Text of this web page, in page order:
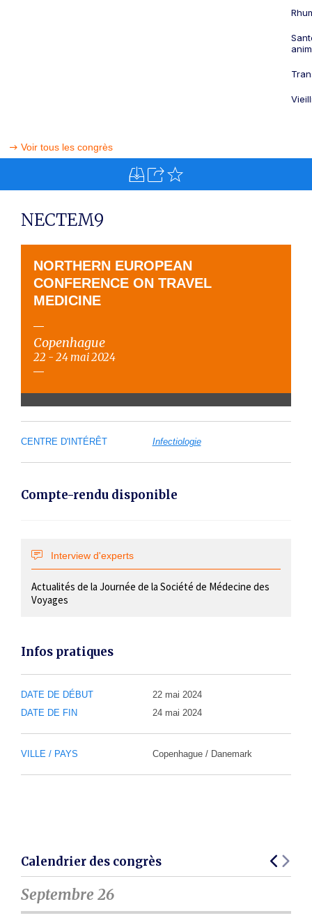
Voir tous les congrès
NECTEM9
NORTHERN EUROPEAN
CONFERENCE ON TRAVEL
MEDICINE
Copenhague
22 - 24 mai 2024
CENTRE D'INTÉRÊT Infectiologie
Compte-rendu disponible
Interview d'experts
Actualités de la Journée de la Société de Médecine des
Voyages
Infos pratiques
DATE DE DÉBUT
22 mai 2024
DATE DE FIN
24 mai 2024
VILLE / PAYS Copenhague / Danemark
Calendrier des congrès
Septembre 26